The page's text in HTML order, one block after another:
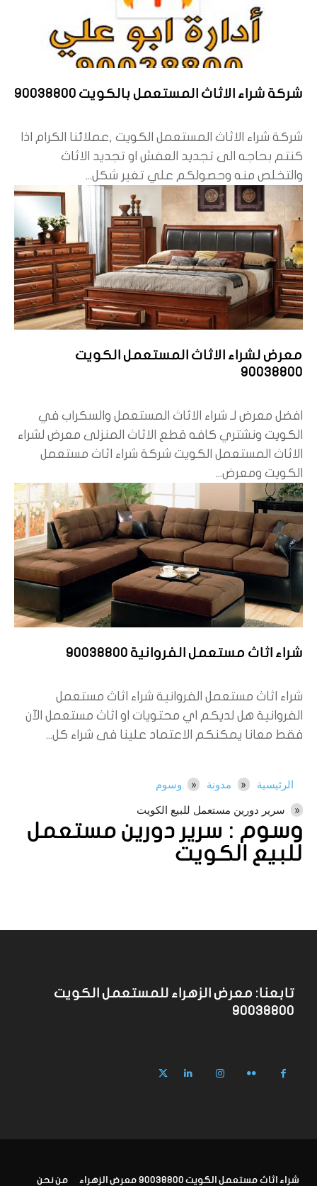
وسوم : سرير دورين مستعمل
للبيع الكويت
الرئيسية مدونة
وسوم
سرير دورين مستعمل للبيع الكويت
شركة شراء الاثاث المستعمل بالكويت 90038800
شركة شراء الاثاث المستعمل الكويت ,عملائنا الكرام اذا
كنتم بحاجه الى تجديد العفش او تجديد الاثاث
والتخلص منه وحصولكم علي تغير شكل...
معرض لشراء الاثاث المستعمل الكويت
90038800
افضل معرض لـ شراء الاثاث المستعمل والسكراب في
الكويت ونشتري كافه قطع الاثاث المنزلى معرض لشراء
الاثاث المستعمل الكويت شركة شراء اثاث مستعمل
الكويت ومعرض...
شراء اثاث مستعمل الفروانية 90038800
شراء اثاث مستعمل الفروانية شراء اثاث مستعمل
الفروانية هل لديكم اي محتويات او اثاث مستعمل الآن
فقط معانا يمكنكم الاعتماد علينا فى شراء كل...
تابعنا: معرض الزهراء للمستعمل الكويت
90038800
شراء اثاث مستعمل الكويت 90038800 معرض الزهراء من نحن